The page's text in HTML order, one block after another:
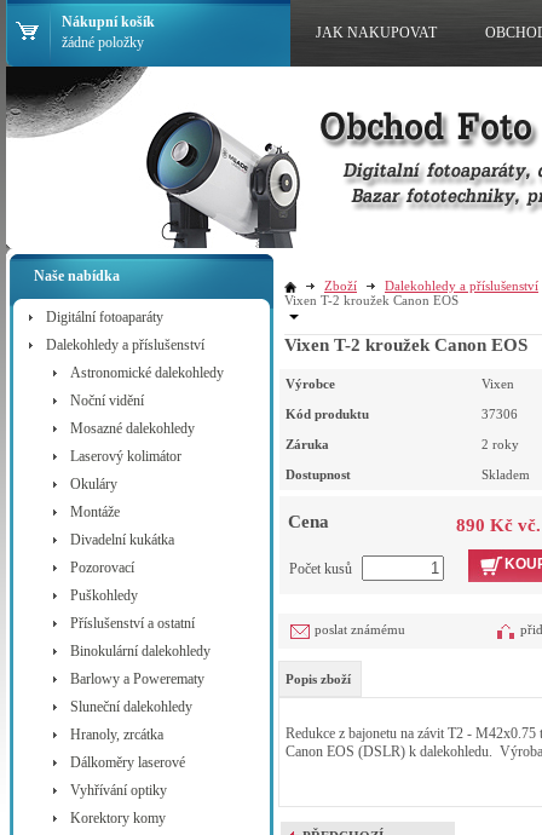
Naše nabídka
Digitální fotoaparáty
Dalekohledy a příslušenství
Astronomické dalekohledy
Noční vidění
Mosazné dalekohledy
Laserový kolimátor
Okuláry
Montáže
Divadelní kukátka
Pozorovací
Puškohledy
Příslušenství a ostatní
Binokulární dalekohledy
Barlowy a Powerematy
Sluneční dalekohledy
Hranoly, zrcátka
Dálkoměry laserové
Vyhřívání optiky
Korektory komy
Zboží
Dalekohledy a příslušenství
Vixen T-2 kroužek Canon EOS
Vixen T-2 kroužek Canon EOS
Výrobce Vixen
Kód produktu 37306
Záruka 2 roky
Dostupnost Skladem
Cena 890 Kč
Počet kusů
poslat známému
Popis zboží
Redukce z bajonetu na závit T2 -
Canon EOS (DSLR) k dalekohledu.
Nákupní košík
žádné položky
JAK NAKUPOVAT